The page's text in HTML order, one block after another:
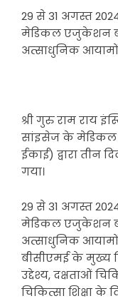
29 से 31 अगस्त
मेडिकल एजुकेशन
अत्साधुनिक
श्री गुरु राम राय
सांइसेज के मेडिकल
ईकाई) द्वारा तीन
गया।
29 से 31 अगस्त
मेडिकल एजुकेशन
अत्साधुनिक
बीसीएमई के मुख्य
उद्देश्य, दक्षताओं
चिकित्सा शिक्षा